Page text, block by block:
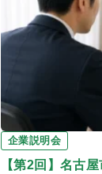
企業説明会
【第2回】名古